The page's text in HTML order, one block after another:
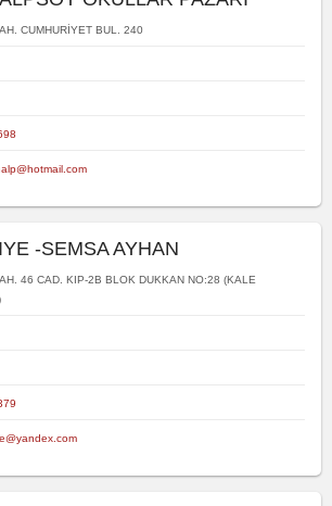
CUMHURİYET BUL. 240
-SEMSA AYHAN
46 CAD. KIP-2B BLOK DUKKAN NO:28 (KALE